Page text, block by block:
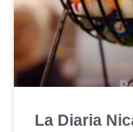
La Diaria